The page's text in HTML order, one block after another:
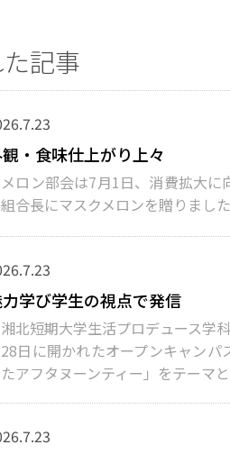
記事
・食味仕上がり上々
ロン部会は7月1日、消費拡大に
合長にマスクメロンを贈りました
学び学生の視点で発信
北短期大学生活プロデュース学
日に開かれたオープンキャン
アフタヌーンティー」をテーマ